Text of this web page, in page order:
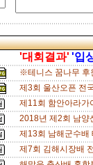
'대회결과' '입
※테니스 꿈나무 후
제3회 울산오픈 전
제11회 함안아라
2018년 제2회 남
제13회 남해군수
제7회 김해시장배